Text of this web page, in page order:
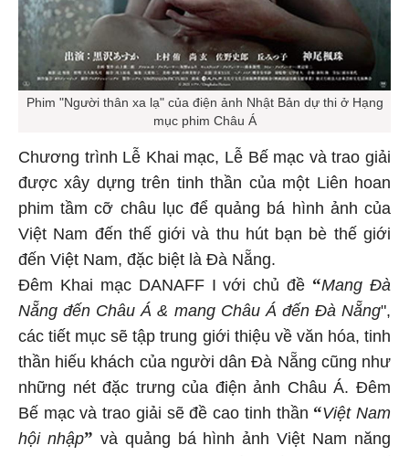
Phim "Người thân xa lạ" của điện ảnh Nhật Bản dự thi ở Hạng
mục phim Châu Á
Chương trình Lễ Khai mạc, Lễ Bế mạc và trao giải
được xây dựng trên tinh thần của một Liên hoan
phim tầm cỡ châu lục để quảng bá hình ảnh của
Việt Nam đến thế giới và thu hút bạn bè thế giới
đến Việt Nam, đặc biệt là Đà Nẵng.
Đêm Khai mạc DANAFF I với chủ đề “Mang Đà
Nẵng đến Châu Á & mang Châu Á đến Đà Nẵng",
các tiết mục sẽ tập trung giới thiệu về văn hóa, tinh
thần hiếu khách của người dân Đà Nẵng cũng như
những nét đặc trưng của điện ảnh Châu Á. Đêm
Bế mạc và trao giải sẽ đề cao tinh thần “Việt Nam
hội nhập” và quảng bá hình ảnh Việt Nam năng